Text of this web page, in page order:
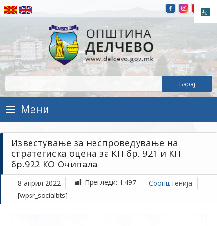
Прескокнете на содржината
Општина Делчево
Општина Делчево
Мени
Известување за неспроведување на
стратегиска оцена за КП бр. 921 и КП
бр.922 КО Очипала
8 април 2022 Прегледи: 1.497
Соопштенија
[wpsr_socialbts]